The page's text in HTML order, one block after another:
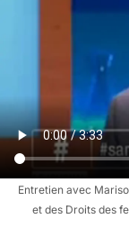
Entretien avec
et des Droits des